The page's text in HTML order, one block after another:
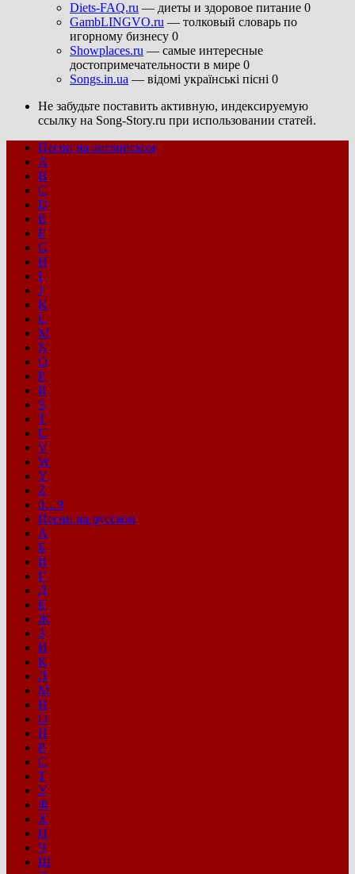
Diets-FAQ.ru — диеты и здоровое питание 0
GambLINGVO.ru — толковый словарь по
игорному бизнесу 0
Showplaces.ru — самые интересные
достопримечательности в мире 0
Songs.in.ua — відомі українські пісні 0
Не забудьте поставить активную, индексируемую
ссылку на Song-Story.ru при использовании статей.
Песни на английском
A
B
C
D
E
F
G
H
I
J
K
L
M
N
O
P
R
S
T
U
V
W
Y
Z
0…9
Песни на русском
А
Б
В
Г
Д
Е
Ж
З
И
К
Л
М
Н
О
П
Р
С
Т
У
Ф
Х
Ц
Ч
Ш